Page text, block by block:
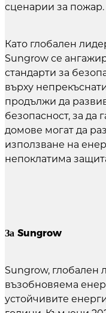
сценарии за пожар.
Като глобален
Sungrow се
стандарти за
върху
продължи да
безопасност, за да
домове могат да
използване на
непоклатима
За Sungrow
Sungrow, глобален
възобновяема
устойчивите